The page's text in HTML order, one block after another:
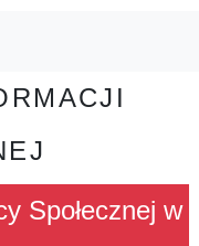
Społecznej w